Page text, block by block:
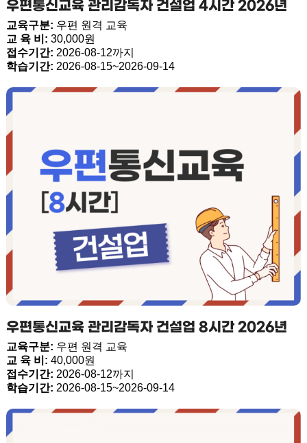
우편통신교육 관리감독자 건설업 4시간 2026년
교육구분: 우편 원격 교육
교 육 비: 30,000원
접수기간: 2026-08-12까지
학습기간: 2026-08-15~2026-09-14
우편통신교육 관리감독자 건설업 8시간 2026년
교육구분: 우편 원격 교육
교 육 비: 40,000원
접수기간: 2026-08-12까지
학습기간: 2026-08-15~2026-09-14